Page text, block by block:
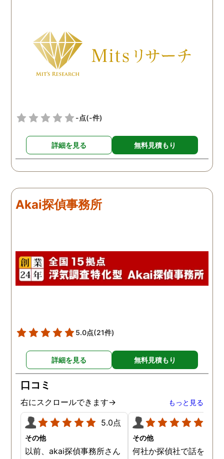
れからもサポートしていき
ますから。」と言う探偵か
らの言葉には本当に励まさ
れました。これからも弁護
士同様にサポートをお願い
-点(-件)
詳細を見る 無料見積もり
Akai探偵事務所
5.0点(21件)
詳細を見る 無料見積もり
口コミ
右にスクロールできます→ もっと見る
5.0点
その他
以前、akai探偵事務所さん
その他
何社か探偵社で話を聞き